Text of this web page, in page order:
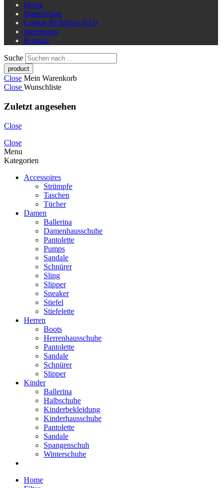
Home
Datenschutz
Cookie-Richtlinie (EU)
Impressum
Kontakt
Suche
Close Mein Warenkorb
Close Wunschliste
Zuletzt angesehen
Close
Close
Menu
Kategorien
Accessoires
Strümpfe
Taschen
Tücher
Damen
Ballerina
Damenhausschuhe
Pantolette
Pumps
Sandale
Schnürer
Sling
Slipper
Sneaker
Stiefel
Stiefelette
Herren
Boots
Herrenhausschuhe
Pantolette
Sandale
Schnürer
Slipper
Kinder
Ballerina
Halbschuhe
Kinderbekleidung
Kinderhausschuhe
Pantolette
Sandale
Spangenschuh
Winterschuhe
Home